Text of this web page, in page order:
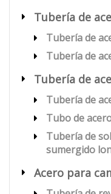
Tubería de
Tubería de
Tubería de
Tubería de
Tubería de
Tubo de
Tubería de
sumergido
Acero para